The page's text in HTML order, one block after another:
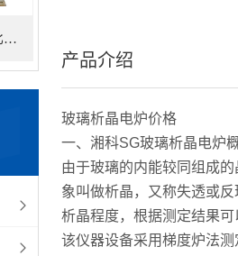
全自动高温比热容测试仪
产品介绍
玻璃析晶电炉价格
一、湘科SG玻璃析晶电炉
由于玻璃的内能较同组成
象叫做析晶，又称失透或
析晶程度，根据测定结果
该仪器设备采用梯度炉法